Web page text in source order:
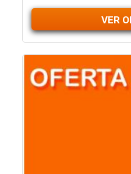
VER